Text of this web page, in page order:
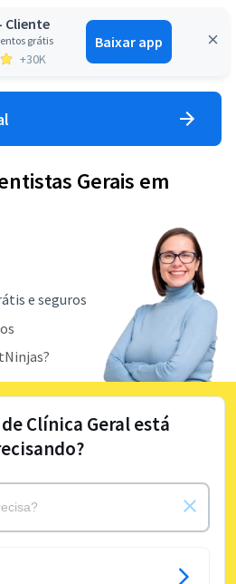
Cliente
grátis
+30K
Baixar app
Entrar
Gerais em
e seguros
Clínica Geral está